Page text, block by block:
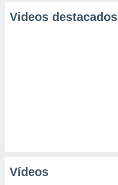
Videos destacados
Vídeos